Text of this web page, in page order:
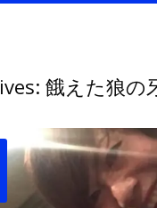
餓えた狼の